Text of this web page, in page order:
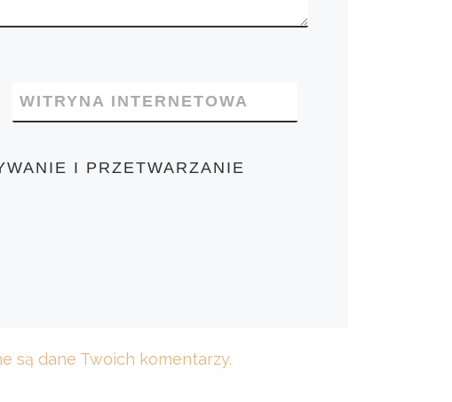
WITRYNA INTERNETOWA
I PRZETWARZANIE
są dane Twoich komentarzy.